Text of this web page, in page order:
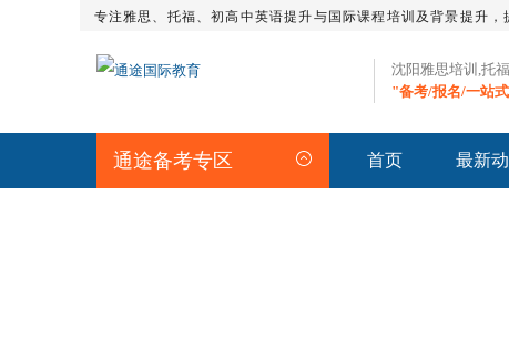
专注雅思、托福、初高中英语提升与国际课程培训及背景提升
沈阳雅思培训,托
"备考/报名/一站
通途备考专区 首页 最新